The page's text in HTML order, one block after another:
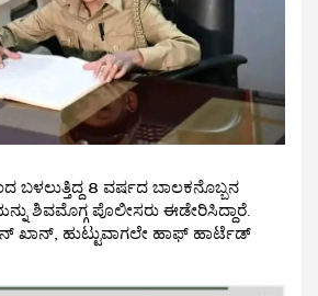
8 ವರ್ಷದ ಬಾಲಕನೊಬ್ಬನ
ಶಿವಮೊಗ್ಗ ಪೊಲೀಸರು ಈಡೇರಿಸಿದ್ದಾರೆ.
ಖಾನ್, ಹುಟ್ಟುವಾಗಲೇ ಹಾಫ್ ಹಾರ್ಟೆಡ್